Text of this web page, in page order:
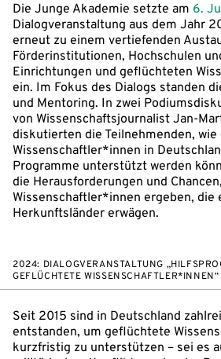
Die Junge Akademie setzte am 6.
Dialogveranstaltung aus dem Jahr
erneut zu einem vertiefenden
Förderinstitutionen, Hochschulen
Einrichtungen und geflüchteten
ein. Im Fokus des Dialogs standen
und Mentoring. In zwei
von Wissenschaftsjournalist Jan-
diskutierten die Teilnehmenden,
Wissenschaftler*innen in
Programme unterstützt werden
die Herausforderungen und
Wissenschaftler*innen ergeben, die
Herkunftsländer erwägen.
2024: DIALOGVERANSTALTUNG
GEFLÜCHTETE WISSENSCHAFTLER*INNEN“
Seit 2015 sind in Deutschland
entstanden, um geflüchtete
kurzfristig zu unterstützen – sei es